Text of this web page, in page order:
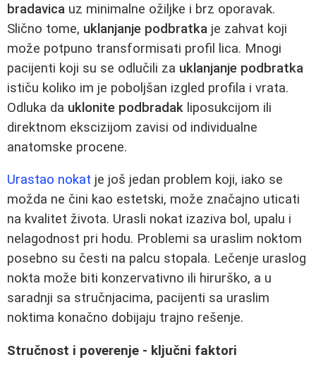
bradavica uz minimalne ožiljke i brz oporavak.
Slično tome, uklanjanje podbratka je zahvat koji
može potpuno transformisati profil lica. Mnogi
pacijenti koji su se odlučili za uklanjanje podbratka
ističu koliko im je poboljšan izgled profila i vrata.
Odluka da uklonite podbradak liposukcijom ili
direktnom ekscizijom zavisi od individualne
anatomske procene.
Urastao nokat je još jedan problem koji, iako se
možda ne čini kao estetski, može značajno uticati
na kvalitet života. Urasli nokat izaziva bol, upalu i
nelagodnost pri hodu. Problemi sa uraslim noktom
posebno su česti na palcu stopala. Lečenje uraslog
nokta može biti konzervativno ili hirurško, a u
saradnji sa stručnjacima, pacijenti sa uraslim
noktima konačno dobijaju trajno rešenje.
Stručnost i poverenje - ključni faktori